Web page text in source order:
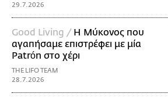
29.7.2026
Good Living / Η Μύκονος που
αγαπήσαμε επιστρέφει με μία
Patrón στο χέρι
THE LIFO TEAM
28.7.2026